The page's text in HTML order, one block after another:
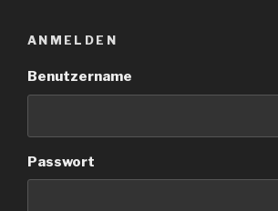
ANMELDEN
Benutzername
Passwort